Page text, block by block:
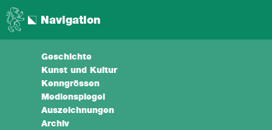
Navigation
Geschichte
Kunst und Kultur
Kenngrössen
Medienspiegel
Auszeichnungen
Archiv